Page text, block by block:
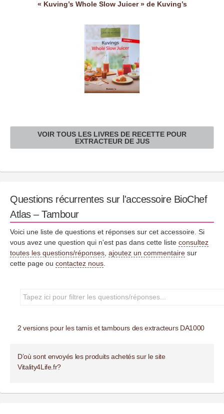
« Kuving’s Whole Slow Juicer » de Kuving’s
VOIR TOUS LES LIVRES DE RECETTE POUR
EXTRACTEUR DE JUS
Questions récurrentes sur l'accessoire BioChef
Atlas – Tambour
Voici une liste de questions et réponses sur cet accessoire. Si
vous avez une question qui n'est pas dans cette liste consultez
toutes les questions/réponses ajoutez un commentaire sur
cette page ou contactez nous
2 versions pour les tamis et tambours des extracteurs DA1000
D’où sont envoyés les produits achetés sur le site
Vitality4Life.fr?